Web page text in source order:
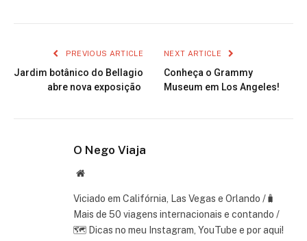
PREVIOUS ARTICLE
Jardim botânico do Bellagio
abre nova exposição
NEXT ARTICLE
Conheça o Grammy
Museum em Los Angeles!
O Nego Viaja
Website
Viciado em Califórnia, Las Vegas e Orlando /🧳
Mais de 50 viagens internacionais e contando /
🗺 Dicas no meu Instagram, YouTube e por aqui!